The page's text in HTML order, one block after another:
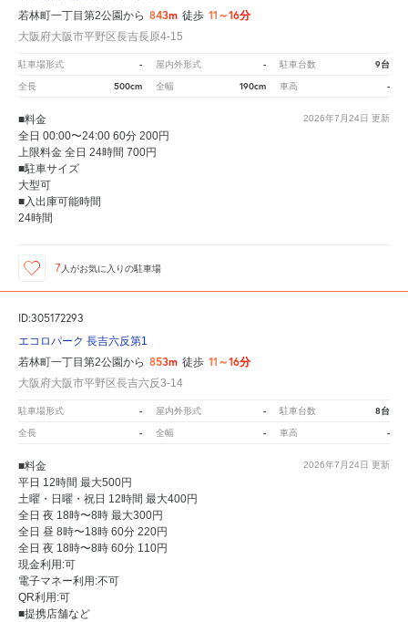
若林町一丁目第2公園から 843m 徒歩 11～16分
大阪府大阪市平野区長吉長原4-15
駐車場形式 - 屋内外形式 - 駐車台数 9台
全長 500cm 全幅 190cm 車高 -
2026年7月24日 更新
■料金
全日 00:00〜24:00 60分 200円
上限料金 全日 24時間 700円
■駐車サイズ
大型可
■入出庫可能時間
24時間
7 人がお気に入りの駐車場
ID:305172293
エコロパーク 長吉六反第1
若林町一丁目第2公園から 853m 徒歩 11～16分
大阪府大阪市平野区長吉六反3-14
駐車場形式 - 屋内外形式 - 駐車台数 8台
全長 - 全幅 - 車高 -
2026年7月24日 更新
■料金
平日 12時間 最大500円
土曜・日曜・祝日 12時間 最大400円
全日 夜 18時〜8時 最大300円
全日 昼 8時〜18時 60分 220円
全日 夜 18時〜8時 60分 110円
現金利用:可
電子マネー利用:不可
QR利用:可
■提携店舗など